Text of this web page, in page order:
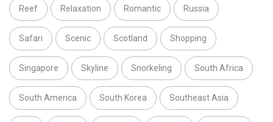
Reef Relaxation Romantic Russia
Safari Scenic Scotland Shopping
Singapore Skyline Snorkeling South Africa
South America South Korea Southeast Asia